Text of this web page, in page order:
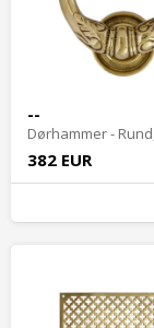
--
382 EUR